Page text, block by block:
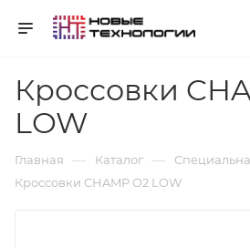
Кроссовки
LOW
Главная — Каталог —
Кроссовки CHAMP O2 LOW